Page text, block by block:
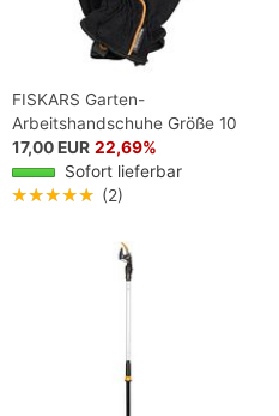
FISKARS Garten-
Arbeitshandschuhe Größe 10
17,00 EUR 22,69%
Sofort lieferbar
★★★★★ (2)